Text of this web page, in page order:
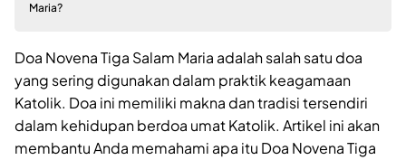
Maria?
Doa Novena Tiga Salam Maria adalah salah satu doa
yang sering digunakan dalam praktik keagamaan
Katolik. Doa ini memiliki makna dan tradisi tersendiri
dalam kehidupan berdoa umat Katolik. Artikel ini akan
membantu Anda memahami apa itu Doa Novena Tiga